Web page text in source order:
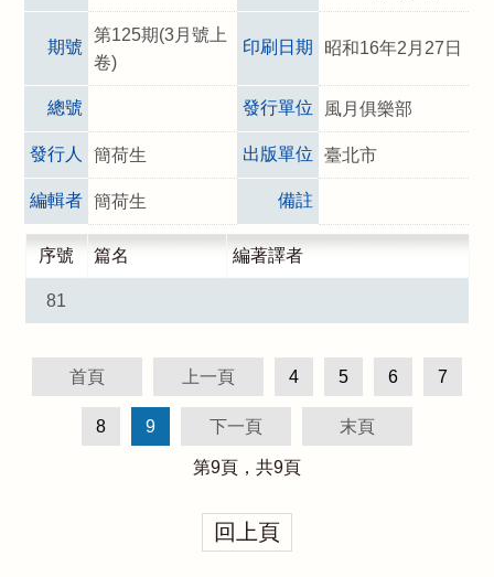
期號
第125期(3月號上
卷)
印刷日期 昭和16年2月27日
總號 發行單位 風月俱樂部
發行人 簡荷生 出版單位 臺北市
編輯者 簡荷生 備註
序號 篇名 編著譯者
81
首頁 上一頁 4 5 6 7
8 9 下一頁 末頁
第9頁，共9頁
回上頁